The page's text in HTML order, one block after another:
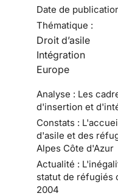
Date de
Thématique :
Droit d’asile
Intégration
Europe
Analyse : Les
d'insertion et
Constats :
d'asile et des
Alpes Côte d'Azur
Actualité :
statut de réfugiés
2004